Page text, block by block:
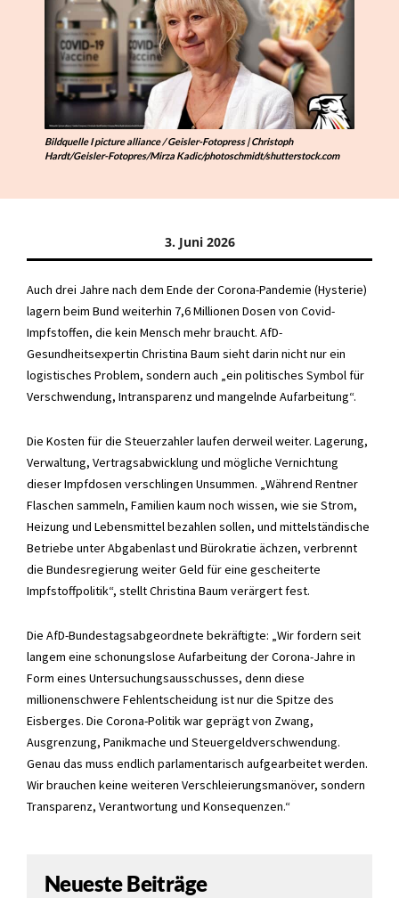
Bildquelle I picture alliance / Geisler-Fotopress | Christoph
Hardt/Geisler-Fotopres/Mirza Kadic/photoschmidt/shutterstock.com
3. Juni 2026
Auch drei Jahre nach dem Ende der Corona-Pandemie (Hysterie)
lagern beim Bund weiterhin 7,6 Millionen Dosen von Covid-
Impfstoffen, die kein Mensch mehr braucht. AfD-
Gesundheitsexpertin Christina Baum sieht darin nicht nur ein
logistisches Problem, sondern auch „ein politisches Symbol für
Verschwendung, Intransparenz und mangelnde Aufarbeitung“.
Die Kosten für die Steuerzahler laufen derweil weiter. Lagerung,
Verwaltung, Vertragsabwicklung und mögliche Vernichtung
dieser Impfdosen verschlingen Unsummen. „Während Rentner
Flaschen sammeln, Familien kaum noch wissen, wie sie Strom,
Heizung und Lebensmittel bezahlen sollen, und mittelständische
Betriebe unter Abgabenlast und Bürokratie ächzen, verbrennt
die Bundesregierung weiter Geld für eine gescheiterte
Impfstoffpolitik“, stellt Christina Baum verärgert fest.
Die AfD-Bundestagsabgeordnete bekräftigte: „Wir fordern seit
langem eine schonungslose Aufarbeitung der Corona-Jahre in
Form eines Untersuchungsausschusses, denn diese
millionenschwere Fehlentscheidung ist nur die Spitze des
Eisberges. Die Corona-Politik war geprägt von Zwang,
Ausgrenzung, Panikmache und Steuergeldverschwendung.
Genau das muss endlich parlamentarisch aufgearbeitet werden.
Wir brauchen keine weiteren Verschleierungsmanöver, sondern
Transparenz, Verantwortung und Konsequenzen.“
Neueste Beiträge